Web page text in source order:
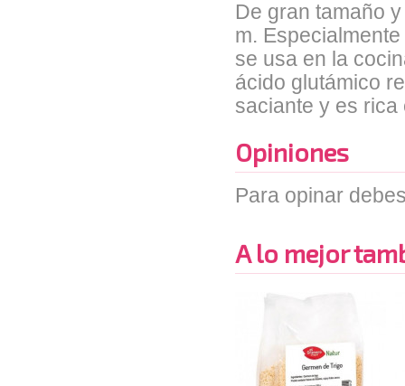
De gran tamaño
m.
se usa en la
ácido glutámico
saciante y es
Opiniones
Para opinar
A lo mejor